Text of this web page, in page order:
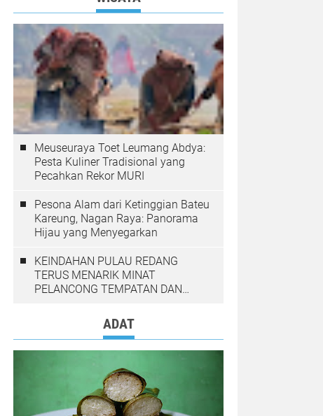
Meuseuraya Toet Leumang Abdya:
Pesta Kuliner Tradisional yang
Pecahkan Rekor MURI
Pesona Alam dari Ketinggian Bateu
Kareung, Nagan Raya: Panorama
Hijau yang Menyegarkan
KEINDAHAN PULAU REDANG
TERUS MENARIK MINAT
PELANCONG TEMPATAN DAN
ADAT